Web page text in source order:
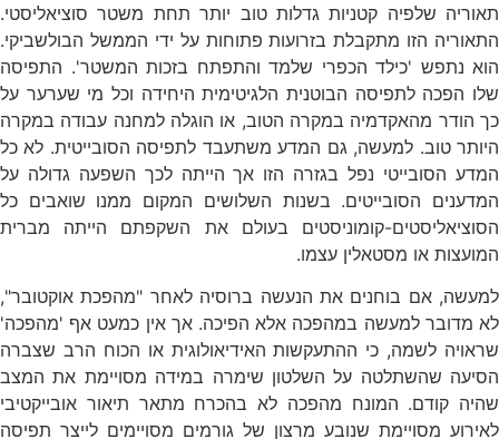
תאוריה שלפיה קטניות גדלות טוב יותר תחת משטר סוציאליסטי.
התאוריה הזו מתקבלת בזרועות פתוחות על ידי הממשל הבולשביקי.
הוא נתפש 'כילד הכפרי שלמד והתפתח בזכות המשטר'. התפיסה
שלו הפכה לתפיסה הבוטנית הלגיטימית היחידה וכל מי שערער על
כך הודר מהאקדמיה במקרה הטוב, או הוגלה למחנה עבודה במקרה
היותר טוב. למעשה, גם המדע משתעבד לתפיסה הסובייטית. לא כל
המדע הסובייטי נפל בגזרה הזו אך הייתה לכך השפעה גדולה על
המדענים הסובייטים. בשנות השלושים המקום ממנו שואבים כל
הסוציאליסטים-קומוניסטים בעולם את השקפתם הייתה מברית
המועצות או מסטאלין עצמו.
למעשה, אם בוחנים את הנעשה ברוסיה לאחר "מהפכת אוקטובר",
לא מדובר למעשה במהפכה אלא הפיכה. אך אין כמעט אף 'מהפכה'
שראויה לשמה, כי ההתעקשות האידיאולוגית או הכוח הרב שצברה
הסיעה שהשתלטה על השלטון שימרה במידה מסויימת את המצב
שהיה קודם. המונח מהפכה לא בהכרח מתאר תיאור אובייקטיבי
לאירוע מסויימת שנובע מרצון של גורמים מסויימים לייצר תפיסה